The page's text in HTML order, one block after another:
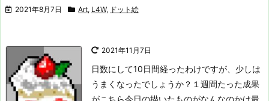
2021年8月7日 Art, L4W, ドット絵
2021年11月7日
日数にして10日間経ったわけですが、少しは
うまくなったでしょうか？ １週間たった成果
がこちら今日の描いたものがなんなのかは最